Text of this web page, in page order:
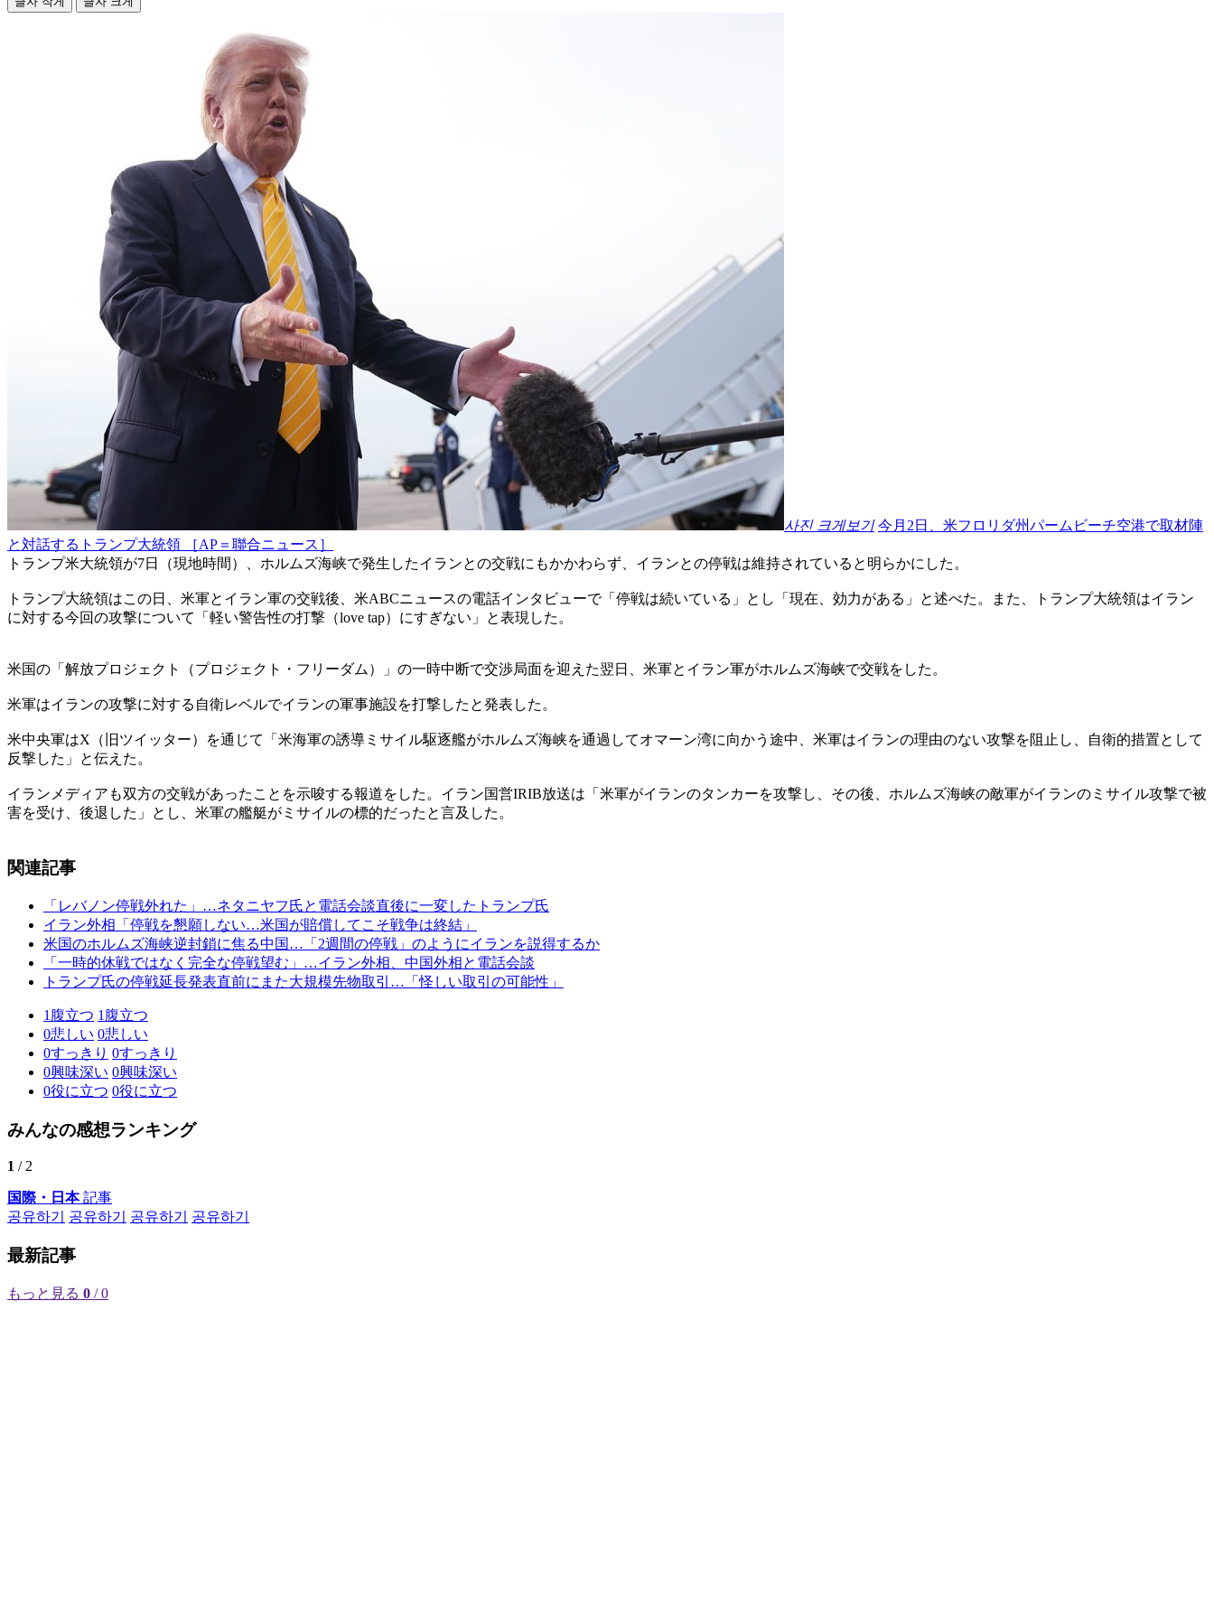
사진 크게보기 今月2日、米フロリダ州パームビーチ空港で取材陣
と対話するトランプ大統領 ［AP＝聯合ニュース］
トランプ米大統領が7日（現地時間）、ホルムズ海峡で発生したイランとの交戦にもかかわらず、イランとの停戦は維持されていると明らかにした。
トランプ大統領はこの日、米軍とイラン軍の交戦後、米ABCニュースの電話インタビューで「停戦は続いている」とし「現在、効力がある」と述べた。また、トランプ大統領はイラン
に対する今回の攻撃について「軽い警告性の打撃（love tap）にすぎない」と表現した。
米国の「解放プロジェクト（プロジェクト・フリーダム）」の一時中断で交渉局面を迎えた翌日、米軍とイラン軍がホルムズ海峡で交戦をした。
米軍はイランの攻撃に対する自衛レベルでイランの軍事施設を打撃したと発表した。
米中央軍はX（旧ツイッター）を通じて「米海軍の誘導ミサイル駆逐艦がホルムズ海峡を通過してオマーン湾に向かう途中、米軍はイランの理由のない攻撃を阻止し、自衛的措置として
反撃した」と伝えた。
イランメディアも双方の交戦があったことを示唆する報道をした。イラン国営IRIB放送は「米軍がイランのタンカーを攻撃し、その後、ホルムズ海峡の敵軍がイランのミサイル攻撃で被
害を受け、後退した」とし、米軍の艦艇がミサイルの標的だったと言及した。
関連記事
「レバノン停戦外れた」…ネタニヤフ氏と電話会談直後に一変したトランプ氏
イラン外相「停戦を懇願しない…米国が賠償してこそ戦争は終結」
米国のホルムズ海峡逆封鎖に焦る中国…「2週間の停戦」のようにイランを説得するか
「一時的休戦ではなく完全な停戦望む」…イラン外相、中国外相と電話会談
トランプ氏の停戦延長発表直前にまた大規模先物取引…「怪しい取引の可能性」
1 腹立つ 1 腹立つ
0悲しい 0悲しい
0すっきり 0すっきり
0興味深い 0興味深い
0役に立つ 0役に立つ
みんなの感想ランキング
1 / 2
国際・日本記事
공유하기
공유하기 공유하기 공유하기
最新記事
もっと見る 0 / 0